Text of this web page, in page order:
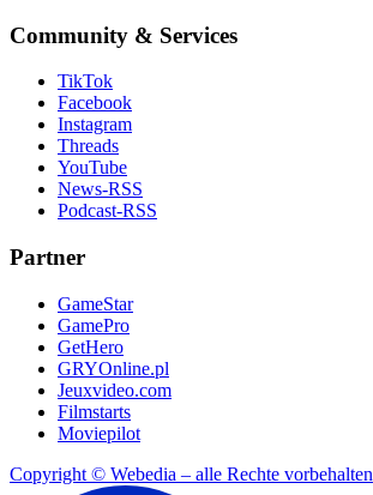
Community & Services
TikTok
Facebook
Instagram
Threads
YouTube
News-RSS
Podcast-RSS
Partner
GameStar
GamePro
GetHero
GRYOnline.pl
Jeuxvideo.com
Filmstarts
Moviepilot
Copyright © Webedia – alle Rechte vorbehalten